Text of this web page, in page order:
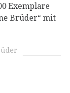
Exemplare
Brüder“ mit